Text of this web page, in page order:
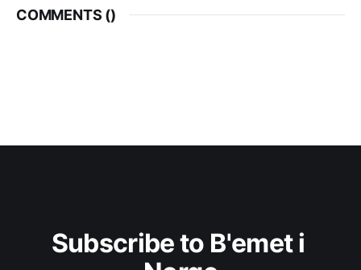
COMMENTS ()
Subscribe to B'emet i